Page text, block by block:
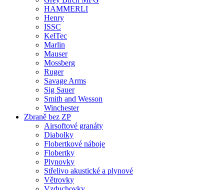
HAMMERLI
Henry
ISSC
KelTec
Marlin
Mauser
Mossberg
Ruger
Savage Arms
Sig Sauer
Smith and Wesson
Winchester
Zbraně bez ZP
Airsoftové granáty
Diabolky
Flobertkové náboje
Flobertky
Plynovky
Střelivo akustické a plynové
Větrovky